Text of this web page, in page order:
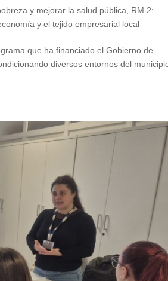
y mejorar la salud pública, RM 2:
y el tejido empresarial local
que ha financiado el Gobierno de
diversos entornos del